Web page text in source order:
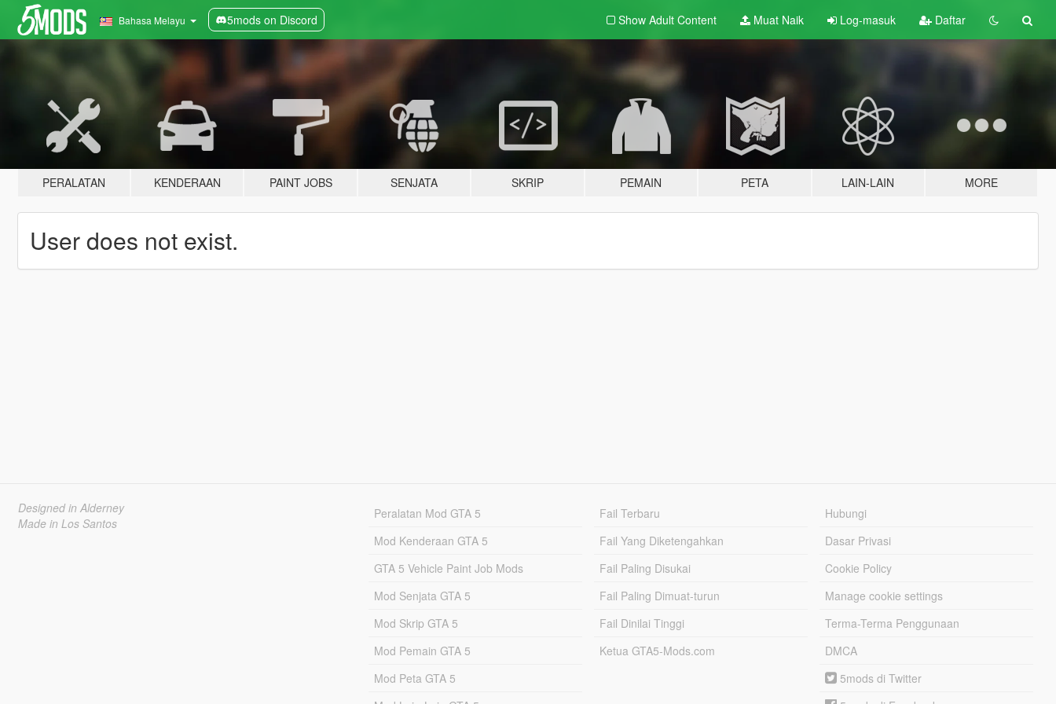
Bahasa Melayu 5mods on Discord Show Adult Content Muat Naik Log-masuk Daftar
PERALATAN KENDERAAN PAINT JOBS SENJATA SKRIP PEMAIN PETA LAIN-LAIN MORE
User does not exist.
Designed in Alderney
Made in Los Santos
Peralatan Mod GTA 5
Mod Kenderaan GTA 5
GTA 5 Vehicle Paint Job Mods
Mod Senjata GTA 5
Mod Skrip GTA 5
Mod Pemain GTA 5
Mod Peta GTA 5
Fail Terbaru
Fail Yang Diketengahkan
Fail Paling Disukai
Fail Paling Dimuat-turun
Fail Dinilai Tinggi
Ketua GTA5-Mods.com
Hubungi
Dasar Privasi
Cookie Policy
Manage cookie settings
Terma-Terma Penggunaan
DMCA
5mods di Twitter